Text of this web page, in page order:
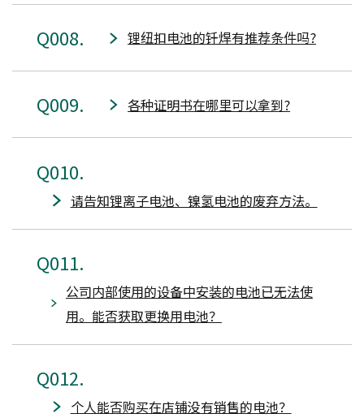
008 锂纽扣电池的钎焊有推荐条件吗?
009 各种证明书在哪里可以拿到?
010
请告知锂离子电池、镍氢电池的废弃方法。
011
公司内部使用的设备中安装的电池已无法使
用。能否获取更换用电池？
012
个人能否购买在店铺没有销售的电池？